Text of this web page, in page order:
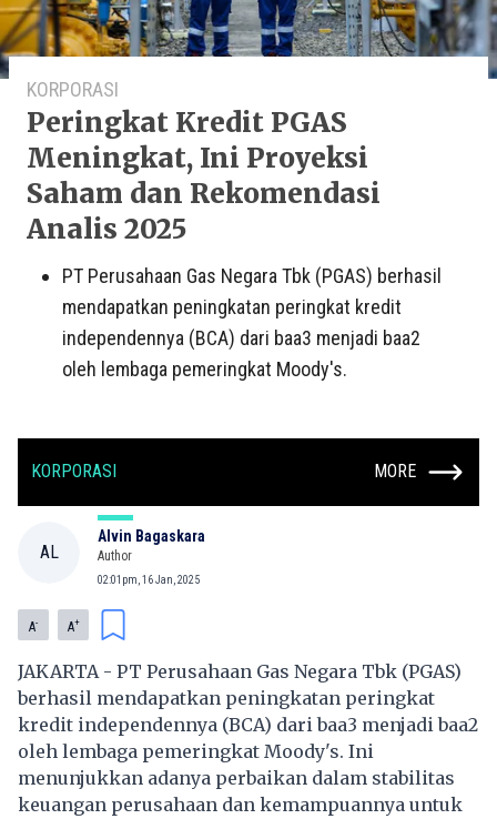
KORPORASI
Peringkat Kredit PGAS
Meningkat, Ini Proyeksi
Saham dan Rekomendasi
Analis 2025
PT Perusahaan Gas Negara Tbk (PGAS) berhasil
mendapatkan peningkatan peringkat kredit
independennya (BCA) dari baa3 menjadi baa2
oleh lembaga pemeringkat Moody's.
KORPORASI MORE
AL
Alvin Bagaskara
Author
02:01pm, 16 Jan, 2025
A- A+
JAKARTA - PT Perusahaan Gas Negara Tbk (PGAS)
berhasil mendapatkan peningkatan peringkat
kredit independennya (BCA) dari baa3 menjadi baa2
oleh lembaga pemeringkat Moody's. Ini
menunjukkan adanya perbaikan dalam stabilitas
keuangan perusahaan dan kemampuannya untuk